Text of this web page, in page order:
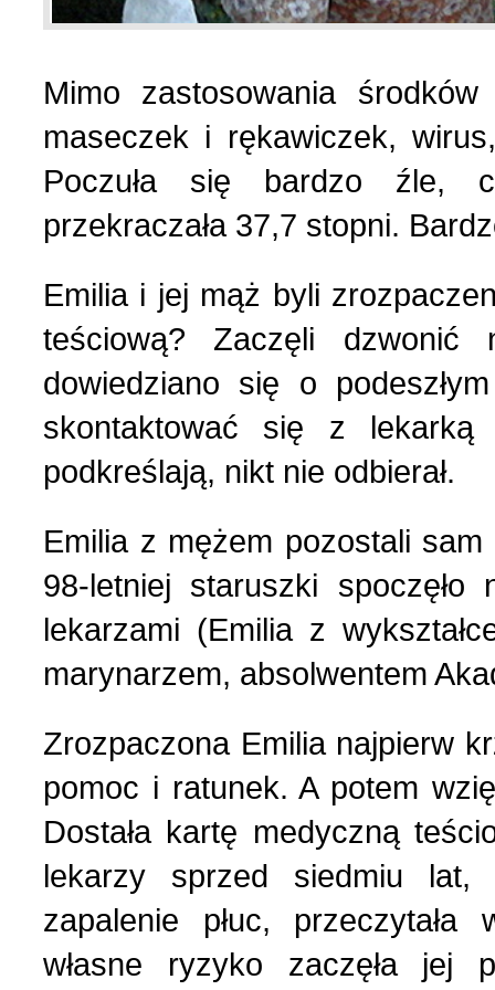
Strona religijna (18)
Sylwetki znanych ludzi
Szkolnictwo (14)
U naszych sąsiadów (9)
Wojna rosyjsko-
Wybory w Polsce (4)
Wydarzenia (7)
Wydarzenia w Polsce
Wystawy, premiery,
Z Polską i Ukrainą w
Куточок юного
Mimo zastosowania
maseczek i rękawiczek,
Poczuła się bardzo źle,
przekraczała 37,7 stopni.
Emilia i jej mąż byli
teściową? Zaczęli
dowiedziano się o
skontaktować się z lekarką
podkreślają, nikt nie odbierał.
Emilia z mężem pozostali
98-letniej staruszki
lekarzami (Emilia z
marynarzem, absolwentem
Zrozpaczona Emilia najpierw
pomoc i ratunek. A potem
Dostała kartę medyczną
lekarzy sprzed siedmiu lat,
zapalenie płuc,
własne ryzyko zaczęła jej